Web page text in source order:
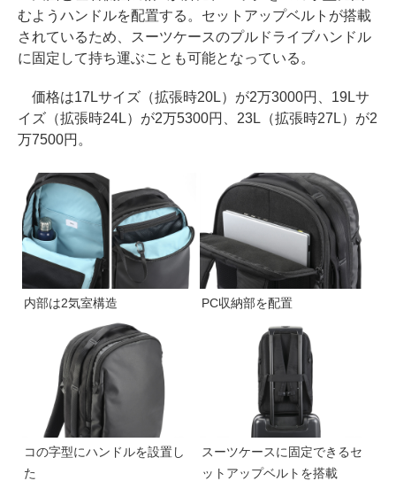
むようハンドルを配置する。セットアップベルトが搭載
されているため、スーツケースのプルドライブハンドル
に固定して持ち運ぶことも可能となっている。
価格は17Lサイズ（拡張時20L）が2万3000円、19Lサ
イズ（拡張時24L）が2万5300円、23L（拡張時27L）が2
万7500円。
内部は2気室構造 PC収納部を配置
コの字型にハンドルを設置し
た
スーツケースに固定できるセ
ットアップベルトを搭載